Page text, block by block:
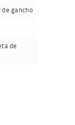
gancho
de